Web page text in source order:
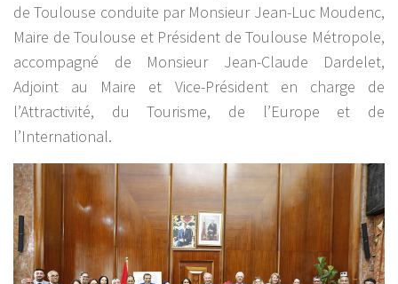
de Toulouse conduite par Monsieur Jean-Luc Moudenc,
Maire de Toulouse et Président de Toulouse Métropole,
accompagné de Monsieur Jean-Claude Dardelet,
Adjoint au Maire et Vice-Président en charge de
l’Attractivité, du Tourisme, de l’Europe et de
l’International.